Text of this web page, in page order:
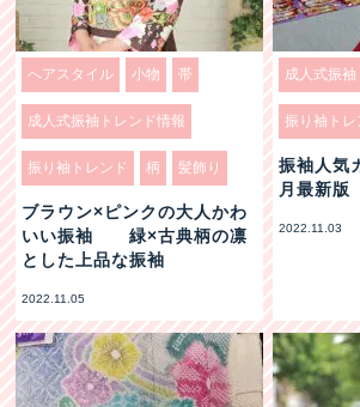
へアスタイル 小物 帯
成人式振袖トレンド情報
振り袖トレンド 柄 髪飾り
ブラウン×ピンクの大人かわ
いい振袖 緑×古典柄の凛
とした上品な振袖
2022.11.05
成人式振
振り袖トレ
振袖人気
月最新版
2022.11.03